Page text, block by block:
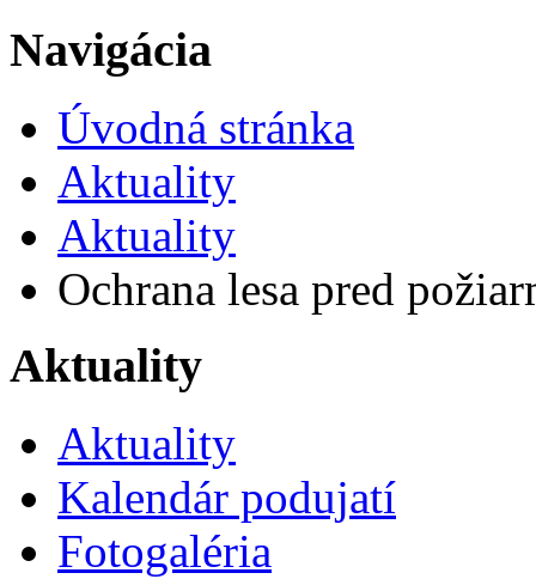
Navigácia
Úvodná stránka
Aktuality
Aktuality
Ochrana lesa pred
Aktuality
Aktuality
Kalendár podujatí
Fotogaléria